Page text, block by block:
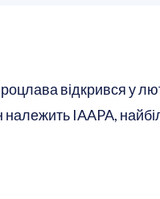
відкрився у
IAAPA,